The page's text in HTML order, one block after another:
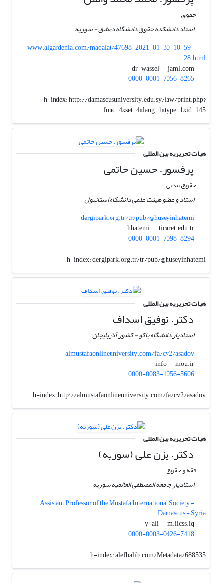
حقوق
استاد دانشکده حقوق دانشگاه دمشق - سوریه
www.algardenia.com/maqalat/47698-2021-01-30-10-59-
28.html
dr-wassel
jaml.com
0000-0001-7056-8265
h-index:http://damascusuniversity.edu.sy/law/print.php?
func=4&set=4&lang=1&type=1&id=145
هیات تحریریه بین المللی
پرفسور. حسین حاتمی
حقوق مدنی
استاد و عضو هیئت علمی دانشگاه استانبول
dergipark.org.tr/tr/pub/@huseyinhatemi
hhatemi
ticaret.edu.tr
0000-0001-7098-8294
h-index:dergipark.org.tr/tr/pub/@huseyinhatemi
هیات تحریریه بین المللی
دکتر. توفیق اسداف
استادیار دانشگاه باکو - کشور آذربایجان
almustafaonlineuniversity.com/fa/cv2/asadov
info
mou.ir
0000-0083-1056-5606
h-index:http://almustafaonlineuniversity.com/fa/cv2/asadov
هیات تحریریه بین المللی
دکتر. یزن علی (سوریه)
فقه و حقوق
استادیار جامعه المصطفی العالمیه سوریه
Assistant Professor of the Mustafa International Society -
Damascus - Syria
y-ali
m.iicss.iq
0000-0003-0426-7418
h-index:alefbalib.com/Metadata/688535